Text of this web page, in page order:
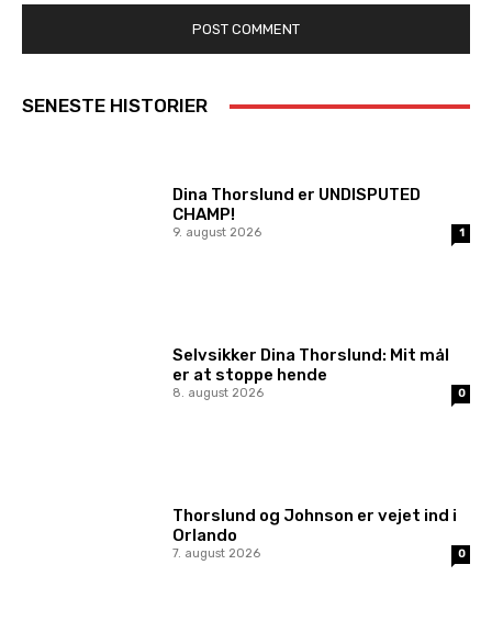
SENESTE HISTORIER
Dina Thorslund er UNDISPUTED
CHAMP!
9. august 2026 1
Selvsikker Dina Thorslund: Mit mål
er at stoppe hende
8. august 2026 0
Thorslund og Johnson er vejet ind i
Orlando
7. august 2026 0